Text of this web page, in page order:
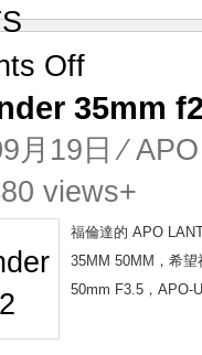
Offon
35mm
APO
LUTS
滋
35mm
月19日 ⁄
views+
福倫達的 APO
35MM 50MM，希
50mm F3.5，APO-